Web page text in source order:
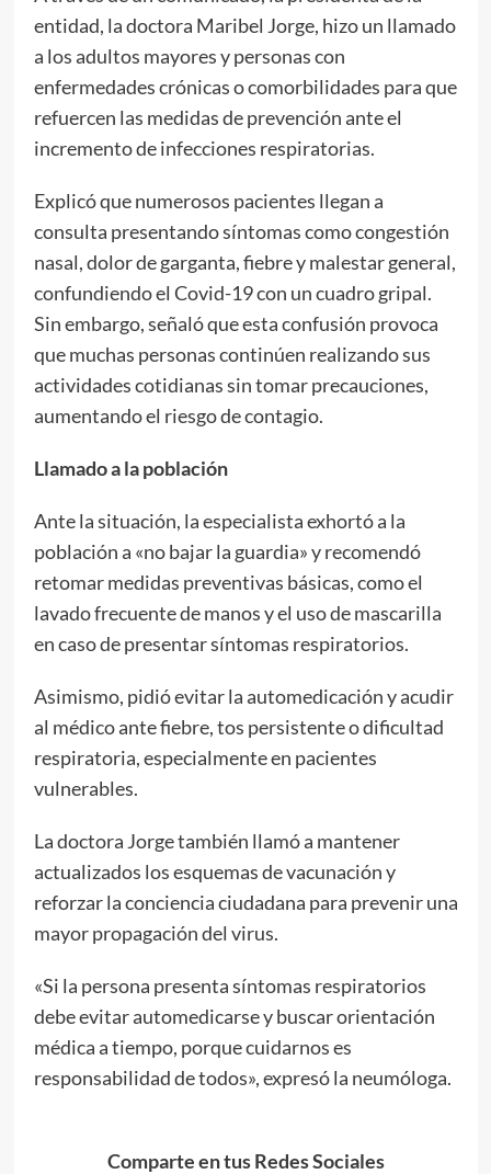
entidad, la doctora Maribel Jorge, hizo un llamado
a los adultos mayores y personas con
enfermedades crónicas o comorbilidades para que
refuercen las medidas de prevención ante el
incremento de infecciones respiratorias.
Explicó que numerosos pacientes llegan a
consulta presentando síntomas como congestión
nasal, dolor de garganta, fiebre y malestar general,
confundiendo el Covid-19 con un cuadro gripal.
Sin embargo, señaló que esta confusión provoca
que muchas personas continúen realizando sus
actividades cotidianas sin tomar precauciones,
aumentando el riesgo de contagio.
Llamado a la población
Ante la situación, la especialista exhortó a la
población a «no bajar la guardia» y recomendó
retomar medidas preventivas básicas, como el
lavado frecuente de manos y el uso de mascarilla
en caso de presentar síntomas respiratorios.
Asimismo, pidió evitar la automedicación y acudir
al médico ante fiebre, tos persistente o dificultad
respiratoria, especialmente en pacientes
vulnerables.
La doctora Jorge también llamó a mantener
actualizados los esquemas de vacunación y
reforzar la conciencia ciudadana para prevenir una
mayor propagación del virus.
«Si la persona presenta síntomas respiratorios
debe evitar automedicarse y buscar orientación
médica a tiempo, porque cuidarnos es
responsabilidad de todos», expresó la neumóloga.
Comparte en tus Redes Sociales